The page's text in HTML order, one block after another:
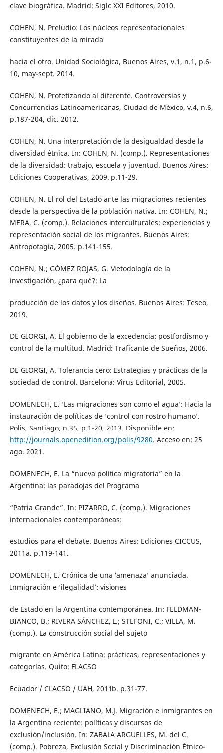
clave biográfica. Madrid: Siglo XXI Editores, 2010.
COHEN, N. Preludio: Los núcleos representacionales
constituyentes de la mirada
hacia el otro. Unidad Sociológica, Buenos Aires, v.1, n.1, p.6-
10, may-sept. 2014.
COHEN, N. Profetizando al diferente. Controversias y
Concurrencias Latinoamericanas, Ciudad de México, v.4, n.6,
p.187-204, dic. 2012.
COHEN, N. Una interpretación de la desigualdad desde la
diversidad étnica. In: COHEN, N. (comp.). Representaciones
de la diversidad: trabajo, escuela y juventud. Buenos Aires:
Ediciones Cooperativas, 2009. p.11-29.
COHEN, N. El rol del Estado ante las migraciones recientes
desde la perspectiva de la población nativa. In: COHEN, N.;
MERA, C. (comp.). Relaciones interculturales: experiencias y
representación social de los migrantes. Buenos Aires:
Antropofagia, 2005. p.141-155.
COHEN, N.; GÓMEZ ROJAS, G. Metodología de la
investigación, ¿para qué?: La
producción de los datos y los diseños. Buenos Aires: Teseo,
2019.
DE GIORGI, A. El gobierno de la excedencia: postfordismo y
control de la multitud. Madrid: Traficante de Sueños, 2006.
DE GIORGI, A. Tolerancia cero: Estrategias y prácticas de la
sociedad de control. Barcelona: Virus Editorial, 2005.
DOMENECH, E. ‘Las migraciones son como el agua’: Hacia la
instauración de políticas de ‘control con rostro humano’.
Polis, Santiago, n.35, p.1-20, 2013. Disponible en:
http://journals.openedition.org/polis/9280. Acceso en: 25
ago. 2021.
DOMENECH, E. La “nueva política migratoria” en la
Argentina: las paradojas del Programa
“Patria Grande”. In: PIZARRO, C. (comp.). Migraciones
internacionales contemporáneas:
estudios para el debate. Buenos Aires: Ediciones CICCUS,
2011a. p.119-141.
DOMENECH, E. Crónica de una ‘amenaza’ anunciada.
Inmigración e ‘ilegalidad’: visiones
de Estado en la Argentina contemporánea. In: FELDMAN-
BIANCO, B.; RIVERA SÁNCHEZ, L.; STEFONI, C.; VILLA, M.
(comp.). La construcción social del sujeto
migrante en América Latina: prácticas, representaciones y
categorías. Quito: FLACSO
Ecuador / CLACSO / UAH, 2011b. p.31-77.
DOMENECH, E.; MAGLIANO, M.J. Migración e inmigrantes en
la Argentina reciente: políticas y discursos de
exclusión/inclusión. In: ZABALA ARGUELLES, M. del C.
(comp.). Pobreza, Exclusión Social y Discriminación Étnico-